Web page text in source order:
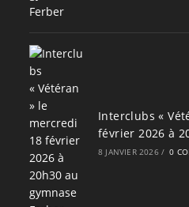
Interclubs «
février 2026 à
8 JANVIER 2026 / 0